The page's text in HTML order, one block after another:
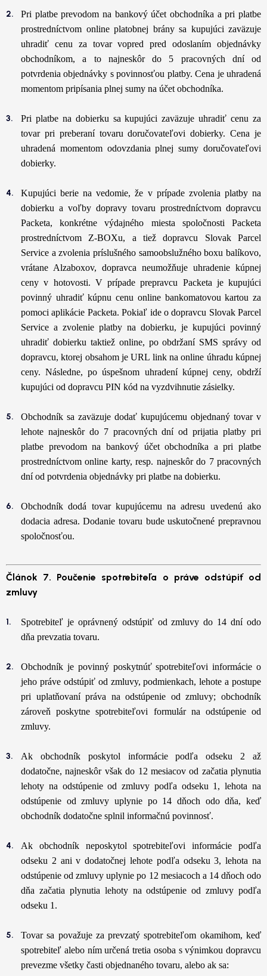
Pri platbe prevodom na bankový účet obchodníka a pri platbe
prostredníctvom online platobnej brány sa kupujúci zaväzuje
uhradiť cenu za tovar vopred pred odoslaním objednávky
obchodníkom, a to najneskôr do 5 pracovných dní od
potvrdenia objednávky s povinnosťou platby. Cena je uhradená
momentom pripísania plnej sumy na účet obchodníka.
Pri platbe na dobierku sa kupujúci zaväzuje uhradiť cenu za
tovar pri preberaní tovaru doručovateľovi dobierky. Cena je
uhradená momentom odovzdania plnej sumy doručovateľovi
dobierky.
Kupujúci berie na vedomie, že v prípade zvolenia platby na
dobierku a voľby dopravy tovaru prostredníctvom dopravcu
Packeta, konkrétne výdajného miesta spoločnosti Packeta
prostredníctvom Z-BOXu, a tiež dopravcu Slovak Parcel
Service a zvolenia príslušného samoobslužného boxu balíkovo,
vrátane Alzaboxov, dopravca neumožňuje uhradenie kúpnej
ceny v hotovosti. V prípade prepravcu Packeta je kupujúci
povinný uhradiť kúpnu cenu online bankomatovou kartou za
pomoci aplikácie Packeta. Pokiaľ ide o dopravcu Slovak Parcel
Service a zvolenie platby na dobierku, je kupujúci povinný
uhradiť dobierku taktiež online, po obdržaní SMS správy od
dopravcu, ktorej obsahom je URL link na online úhradu kúpnej
ceny. Následne, po úspešnom uhradení kúpnej ceny, obdrží
kupujúci od dopravcu PIN kód na vyzdvihnutie zásielky.
Obchodník sa zaväzuje dodať kupujúcemu objednaný tovar v
lehote najneskôr do 7 pracovných dní od prijatia platby pri
platbe prevodom na bankový účet obchodníka a pri platbe
prostredníctvom online karty, resp. najneskôr do 7 pracovných
dní od potvrdenia objednávky pri platbe na dobierku.
Obchodník dodá tovar kupujúcemu na adresu uvedenú ako
dodacia adresa. Dodanie tovaru bude uskutočnené prepravnou
spoločnosťou.
Článok 7. Poučenie spotrebiteľa o práve odstúpiť od
zmluvy
Spotrebiteľ je oprávnený odstúpiť od zmluvy do 14 dní odo
dňa prevzatia tovaru.
Obchodník je povinný poskytnúť spotrebiteľovi informácie o
jeho práve odstúpiť od zmluvy, podmienkach, lehote a postupe
pri uplatňovaní práva na odstúpenie od zmluvy; obchodník
zároveň poskytne spotrebiteľovi formulár na odstúpenie od
zmluvy.
Ak obchodník poskytol informácie podľa odseku 2 až
dodatočne, najneskôr však do 12 mesiacov od začatia plynutia
lehoty na odstúpenie od zmluvy podľa odseku 1, lehota na
odstúpenie od zmluvy uplynie po 14 dňoch odo dňa, keď
obchodník dodatočne splnil informačnú povinnosť.
Ak obchodník neposkytol spotrebiteľovi informácie podľa
odseku 2 ani v dodatočnej lehote podľa odseku 3, lehota na
odstúpenie od zmluvy uplynie po 12 mesiacoch a 14 dňoch odo
dňa začatia plynutia lehoty na odstúpenie od zmluvy podľa
odseku 1.
Tovar sa považuje za prevzatý spotrebiteľom okamihom, keď
spotrebiteľ alebo ním určená tretia osoba s výnimkou dopravcu
prevezme všetky časti objednaného tovaru, alebo ak sa: